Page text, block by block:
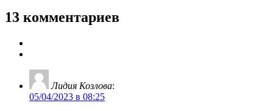
13 комментариев
Лидия Козлова:
05/04/2023 в 08:25